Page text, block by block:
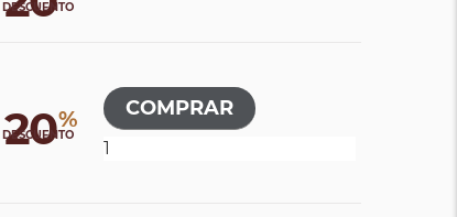
DESCUENTO
20%
DESCUENTO